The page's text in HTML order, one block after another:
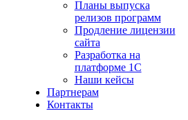
Планы выпуска
релизов программ
Продление лицензии
сайта
Разработка на
платформе 1С
Наши кейсы
Партнерам
Контакты